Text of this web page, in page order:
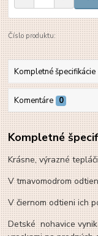
Číslo produktu:
Kompletné špecifikácie
Komentáre 0
Kompletné
Krásne, výrazné
V tmavomodrom
V čiernom odtieni ich
Detské nohavice